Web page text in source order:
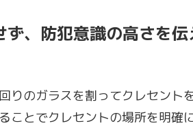
、防犯意識の高さを伝
りのガラスを割ってクレセント
ことでクレセントの場所を明確